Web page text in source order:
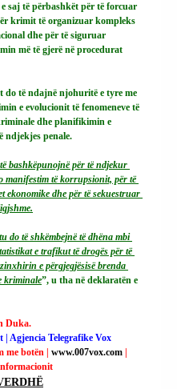
saj të përbashkët për të forcuar
krimit të organizuar kompleks
dhe për të siguruar
më të gjerë në procedurat
do të ndajnë njohuritë e tyre me
e evolucionit të fenomeneve të
dhe planifikimin e
ndjekjes penale.
bashkëpunojnë për të ndjekur
manifestim të korrupsionit, për të
ekonomike dhe për të sekuestruar
do të shkëmbejnë të dhëna mbi
e trafikut të drogës për të
e përgjegjësisë brenda
kriminale”, u tha në deklaratën e
Duka.
Agjencia Telegrafike Vox
me botën | www.007vox.com